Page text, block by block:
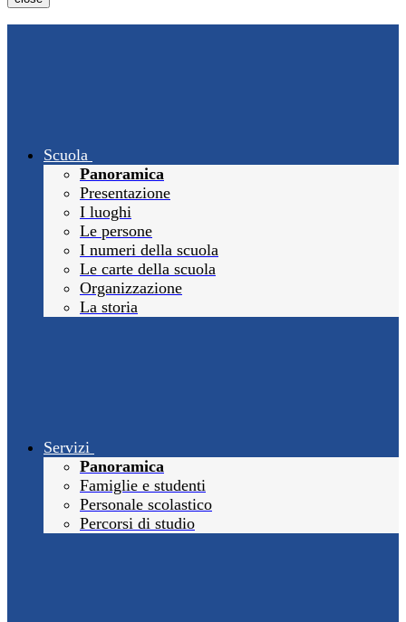
Scuola
Panoramica
Presentazione
I luoghi
Le persone
I numeri della scuola
Le carte della scuola
Organizzazione
La storia
Servizi
Panoramica
Famiglie e studenti
Personale scolastico
Percorsi di studio